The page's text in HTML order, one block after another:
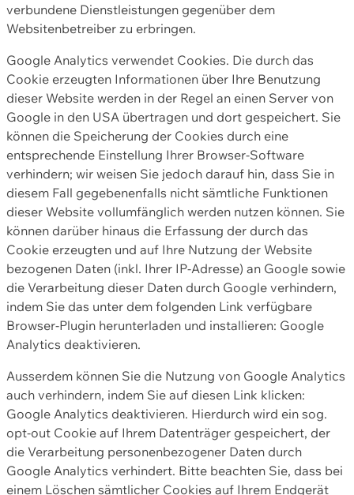
verbundene Dienstleistungen gegenüber dem
Websitenbetreiber zu erbringen.
Google Analytics verwendet Cookies. Die durch das
Cookie erzeugten Informationen über Ihre Benutzung
dieser Website werden in der Regel an einen Server von
Google in den USA übertragen und dort gespeichert. Sie
können die Speicherung der Cookies durch eine
entsprechende Einstellung Ihrer Browser-Software
verhindern; wir weisen Sie jedoch darauf hin, dass Sie in
diesem Fall gegebenenfalls nicht sämtliche Funktionen
dieser Website vollumfänglich werden nutzen können. Sie
können darüber hinaus die Erfassung der durch das
Cookie erzeugten und auf Ihre Nutzung der Website
bezogenen Daten (inkl. Ihrer IP-Adresse) an Google sowie
die Verarbeitung dieser Daten durch Google verhindern,
indem Sie das unter dem folgenden Link verfügbare
Browser-Plugin herunterladen und installieren: Google
Analytics deaktivieren.
Ausserdem können Sie die Nutzung von Google Analytics
auch verhindern, indem Sie auf diesen Link klicken:
Google Analytics deaktivieren. Hierdurch wird ein sog.
opt-out Cookie auf Ihrem Datenträger gespeichert, der
die Verarbeitung personenbezogener Daten durch
Google Analytics verhindert. Bitte beachten Sie, dass bei
einem Löschen sämtlicher Cookies auf Ihrem Endgerät